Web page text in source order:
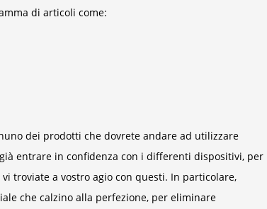
di articoli come:
dei prodotti che dovrete andare ad utilizzare
entrare in confidenza con i differenti dispositivi, per
troviate a vostro agio con questi. In particolare,
che calzino alla perfezione, per eliminare